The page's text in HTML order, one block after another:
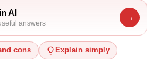
AI
answers
→
cons Explain simply